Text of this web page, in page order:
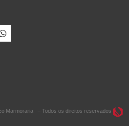
Marmoraria – Todos os direitos reservados